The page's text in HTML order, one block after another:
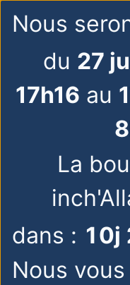
Nous
du 27
17h16 au
La
dans : 10j
Nous